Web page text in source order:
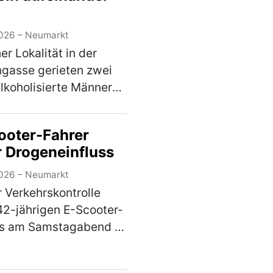
– Neumarkt
Lokalität in der
gerieten zwei
Männer
in dessen Verlauf
gegenseitig
ein…(mehr)
Fahrer
Drogeneinfluss
– Neumarkt
Verkehrskontrolle
jährigen E-Scooter-
am Samstagabend in